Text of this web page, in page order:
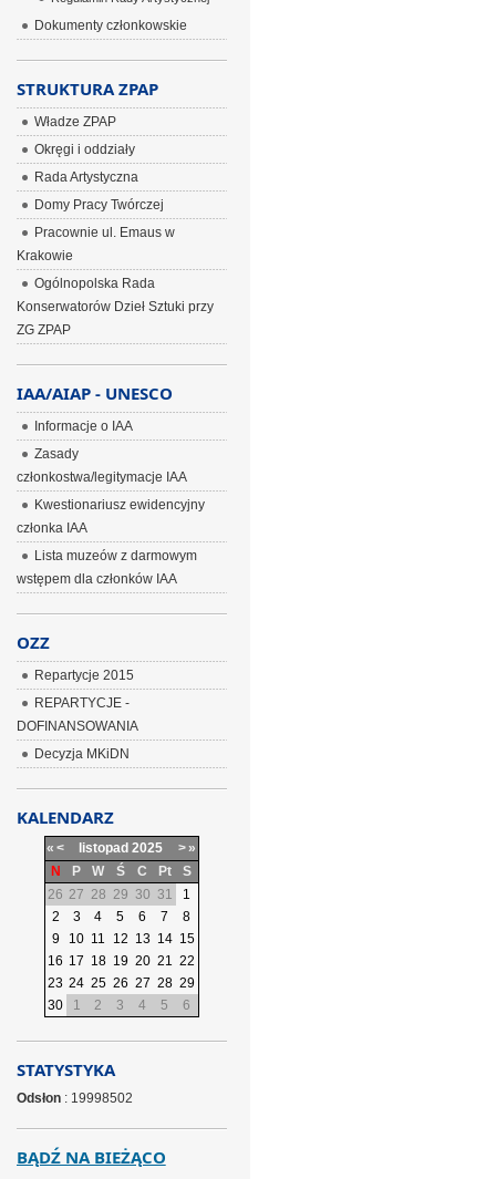
Dokumenty członkowskie
STRUKTURA ZPAP
Władze ZPAP
Okręgi i oddziały
Rada Artystyczna
Domy Pracy Twórczej
Pracownie ul. Emaus w
Krakowie
Ogólnopolska Rada
Konserwatorów Dzieł Sztuki przy
ZG ZPAP
IAA/AIAP - UNESCO
Informacje o IAA
Zasady
członkostwa/legitymacje IAA
Kwestionariusz ewidencyjny
członka IAA
Lista muzeów z darmowym
wstępem dla członków IAA
OZZ
Repartycje 2015
REPARTYCJE -
DOFINANSOWANIA
Decyzja MKiDN
KALENDARZ
« < listopad 2025 >»
N
P W Ś C Pt
S
26 27 28 29 30 31
1
2
3 4 5 6 7
8
9
10 11 12 13 14 15
16 17 18 19 20 21 22
23 24 25 26 27 28 29
30
1 2 3 4 5 6
STATYSTYKA
Odsłon: 19998502
BĄDŹ NA BIEŻĄCO